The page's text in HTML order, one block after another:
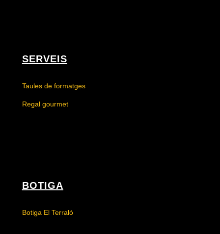
SERVEIS
Taules de formatges
Regal gourmet
BOTIGA
Botiga El Terraló